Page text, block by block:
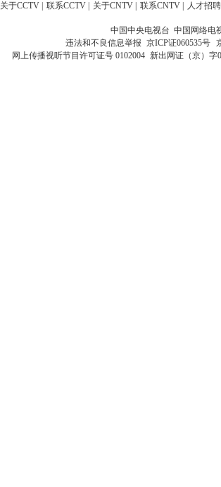
关于CCTV 联系CCTV 关于CNTV 联系CNTV 人才招聘
中国中央电视台 中国网络电
违法和不良信息举报 京ICP证060535号
网上传播视听节目许可证号 0102004 新出网证（京）